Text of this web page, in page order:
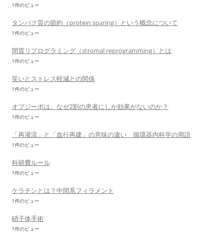
1件のビュー
タンパク質の節約（protein sparing）という概念について
1件のビュー
間質リプログラミング（stromal reprogramming）とは
1件のビュー
笑いとストレス軽減との関係
1件のビュー
オプジーボは、なゼ2割の患者にしか効果がないのか？
1件のビュー
「再灌流」と「血行再建」の意味の違い 循環器内科学の用語
1件のビュー
科研費ルール
1件のビュー
ケラチンとは？中間系フィラメント
1件のビュー
硝子体手術
1件のビュー